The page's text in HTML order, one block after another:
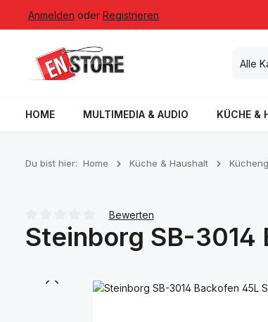
Hauptinhalt springen
Zur Suche springen
Zur Hauptnavigation springen
Anmelden oder Registrieren
Alle
HOME MULTIMEDIA & AUDIO KÜCHE &
Du bist hier: Home Küche & Haushalt
Durchschnittliche Bewertung von 0 von 5 Sternen
Bewerten
Steinborg SB-3014
Bildergalerie überspringen